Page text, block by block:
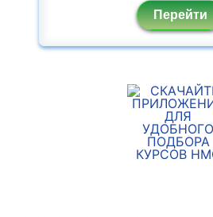
Перейти